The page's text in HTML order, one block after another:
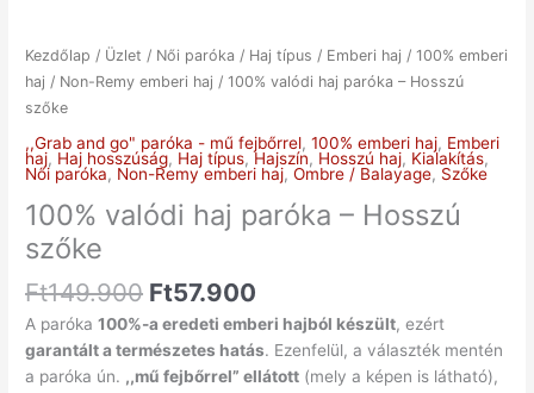
Kezdőlap / Üzlet / Női paróka / Haj típus / Emberi haj / 100% emberi
haj / Non-Remy emberi haj / 100% valódi haj paróka – Hosszú
szőke
,,Grab and go" paróka - mű fejbőrrel,100% emberi haj, Emberi
haj, Haj hosszúság, Haj típus,Hajszín, Hosszú haj, Kialakítás,
Női paróka, Non-Remy emberi haj,Ombre / Balayage, Szőke
100% valódi haj paróka – Hosszú
szőke
Ft149.900 Ft57.900
A paróka100%-a eredeti emberi hajból készült, ezért
garantált a természetes hatás. Ezenfelül, a választék mentén
a paróka ún. ,,mű fejbőrrel” ellátott (mely a képen is látható),